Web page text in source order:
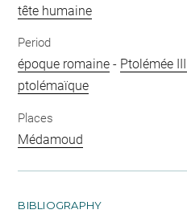
tête humaine
Period
époque romaine - Ptolémée III
ptolémaïque
Places
Médamoud
BIBLIOGRAPHY